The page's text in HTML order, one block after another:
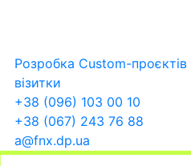
Розробка Custom-проєктів
візитки
+38 (096) 103 00 10
+38 (067) 243 76 88
a@fnx.dp.ua